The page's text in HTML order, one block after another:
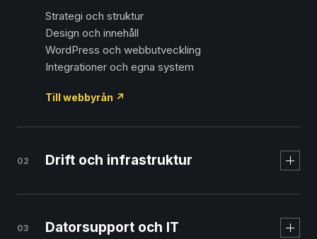
Strategi och struktur
Design och innehåll
WordPress och webbutveckling
Integrationer och egna system
Till webbyrån ↗
02 Drift och infrastruktur
03 Datorsupport och IT